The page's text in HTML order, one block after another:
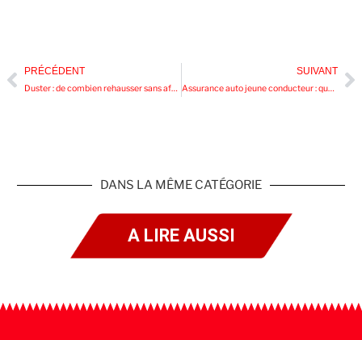
PRÉCÉDENT
Duster : de combien rehausser sans affecter le confort de conduite ?
SUIVANT
Assurance auto jeune conducteur : quel budget faut-il prévoir ?
DANS LA MÊME CATÉGORIE
A LIRE AUSSI